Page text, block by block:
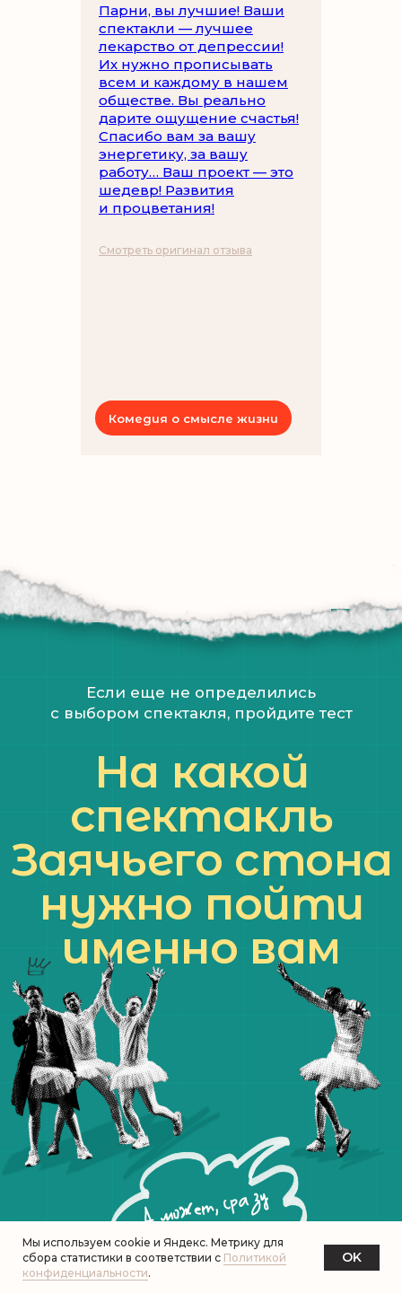
Мы используем cookie и Яндекс. Метрику для
сбора статистики в соответствии с Политикой
конфиденциальности.
OK
Парни, вы лучшие! Ваши
спектакли — лучшее
лекарство от депрессии!
Их нужно прописывать
всем и каждому в нашем
обществе. Вы реально
дарите ощущение счастья!
Спасибо вам за вашу
энергетику, за вашу
работу… Ваш проект — это
шедевр! Развития
и процветания!
Смотреть оригинал отзыва
Комедия о смысле жизни
Подписывайтесь на наши каналы!
Там больше юмора, видео, живых
моментов, новостей и, конечно,
общения с вами!
Вот вы и попались
в нашиосети